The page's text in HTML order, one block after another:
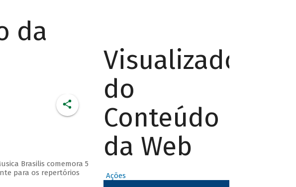
da
Brasilis comemora 5
para os repertórios
Visualizador
do
Conteúdo
da Web
Ações